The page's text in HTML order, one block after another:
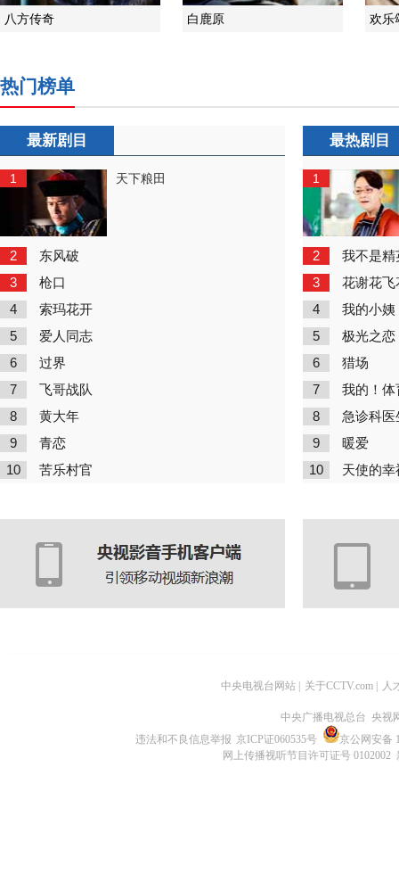
八方传奇 白鹿原 欢乐
热门榜单
最新剧目
1 天下粮田
2 东风破
3 枪口
4 索玛花开
5 爱人同志
6 过界
7 飞哥战队
8 黄大年
9 青恋
10 苦乐村官
最热剧目
1
2 我不是精
3 花谢花飞
4 我的小姨
5 极光之恋
6 猎场
7 我的！体
8 急诊科医
9 暖爱
10 天使的幸
中央电视台网站 关于CCTV.com 人
中央广播电视总台 央视
违法和不良信息举报 京ICP证060535号
京公网安备
网上传播视听节目许可证号 0102002